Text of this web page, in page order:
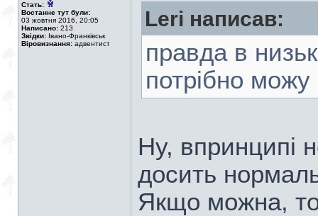
Стать:
Востаннє тут були:
03 жовтня 2016, 20:05
Написано: 213
Звідки: Івано-Франківськ
Віровизнання: адвентист
Leri написав:
правда в
потрібно
Ну, впринципі
досить
Якщо можна,